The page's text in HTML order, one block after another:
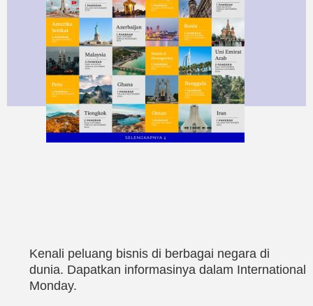
Kenali peluang bisnis di berbagai negara di
dunia. Dapatkan informasinya dalam International
Monday.